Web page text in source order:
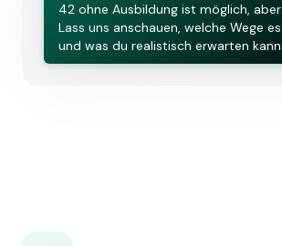
42 ohne Ausbildung ist möglich,
Lass uns anschauen, welche Wege
und was du realistisch erwarten